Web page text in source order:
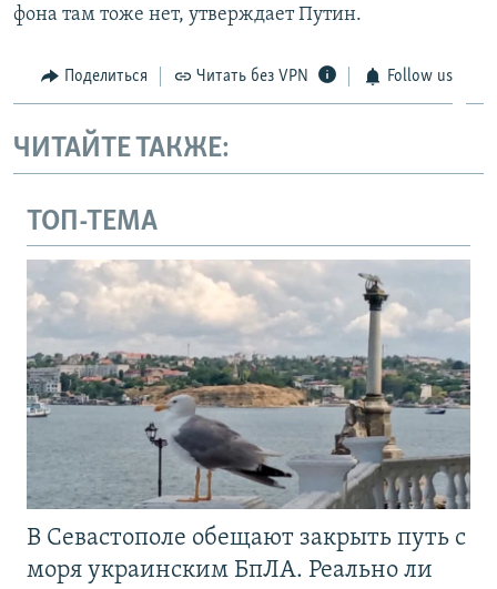
фона там тоже нет, утверждает Путин.
Поделиться Читать без VPN Follow us
ЧИТАЙТЕ ТАКЖЕ:
ТОП-ТЕМА
В Севастополе обещают закрыть путь с
моря украинским БпЛА. Реально ли